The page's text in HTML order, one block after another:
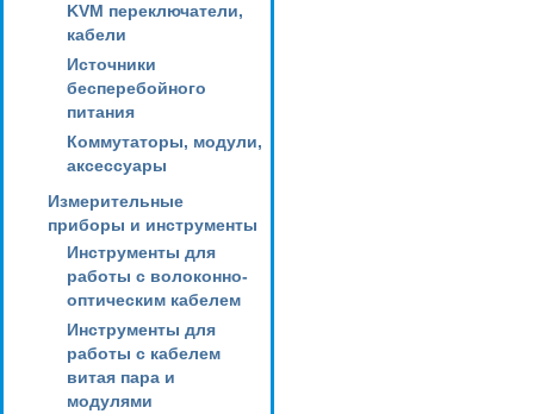
KVM переключатели,
кабели
Источники
бесперебойного
питания
Коммутаторы, модули,
аксессуары
Измерительные
приборы и инструменты
Инструменты для
работы с волоконно-
оптическим кабелем
Инструменты для
работы с кабелем
витая пара и
модулями